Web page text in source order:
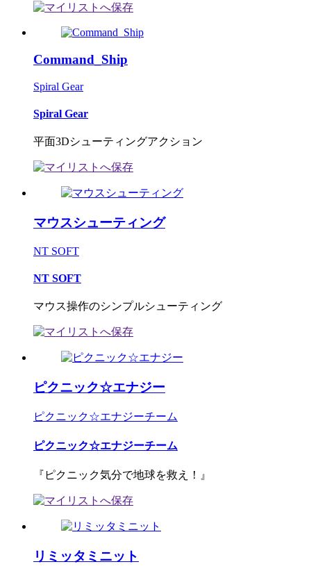
Command_Ship
Spiral Gear
Spiral Gear
平面3Dシューティングアクション
マウスシューティング
NT SOFT
NT SOFT
マウス操作のシンプルシューティング
ピクニック☆エナジー
ピクニック☆エナジーチーム
ピクニック☆エナジーチーム
『ピクニック気分で地球を救え！』
リミッタミニット